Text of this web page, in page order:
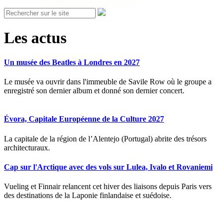
Les actus
Un musée des Beatles à Londres en 2027
Le musée va ouvrir dans l'immeuble de Savile Row où le groupe a
enregistré son dernier album et donné son dernier concert.
Évora, Capitale Européenne de la Culture 2027
La capitale de la région de l’Alentejo (Portugal) abrite des trésors
architecturaux.
Cap sur l'Arctique avec des vols sur Lulea, Ivalo et Rovaniemi
Vueling et Finnair relancent cet hiver des liaisons depuis Paris vers
des destinations de la Laponie finlandaise et suédoise.